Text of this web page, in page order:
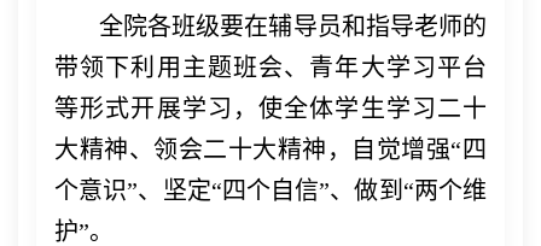
全院各班级要在辅导员和指导老师的
带领下利用主题班会、青年大学习平台
等形式开展学习，使全体学生学习二十
大精神、领会二十大精神，自觉增强“四
个意识”、坚定“四个自信”、做到“两个维
护”。